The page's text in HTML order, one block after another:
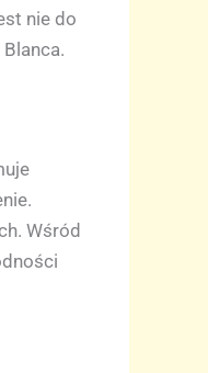
nie do
Wśród